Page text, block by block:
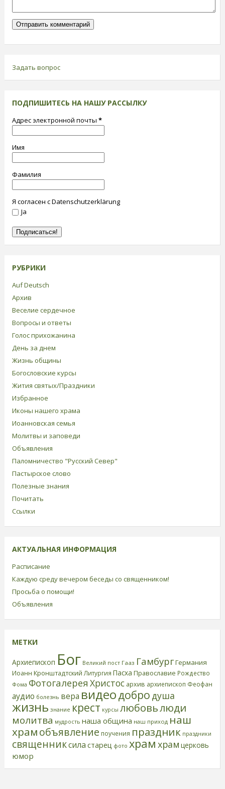
Задать вопрос
ПОДПИШИТЕСЬ НА НАШУ РАССЫЛКУ
Адрес электронной почты *
Имя
Фамилия
Я согласен с Datenschutzerklärung
Ja
РУБРИКИ
Auf Deutsch
Архив
Веселие сердечное
Вопросы и ответы
Голос прихожанина
День за днем
Жизнь общины
Богословские курсы
Жития святых/Праздники
Избранное
Иконы нашего храма
Иоанновская семья
Молитвы и заповеди
Объявления
Паломничество "Русский Север"
Пастырское слово
Полезные знания
Почитать
Ссылки
АКТУАЛЬНАЯ ИНФОРМАЦИЯ
Расписание
Каждую среду вечером беседы со священником!
Просьба о помощи!
Объявления
МЕТКИ
Архиепископ Бог Великий пост Гааз ГамбургГермания
Иоанн Кронштадтский Литургия Пасха Православие Рождество
Фома Фотогалерея Христос архив архиепископ Феофан
аудио болезнь вера видеодобро душа
жизнь знание крест курсы любовьлюди
молитва мудрость наша община наш приход наш
храмобъявление поучения праздник праздники
священниксила старец фото храм храм церковь
юмор